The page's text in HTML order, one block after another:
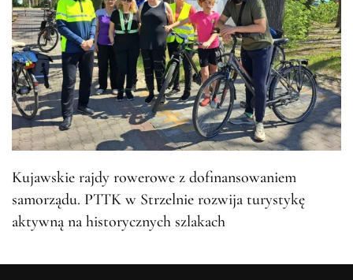
Kujawskie rajdy rowerowe z dofinansowaniem
samorządu. PTTK w Strzelnie rozwija turystykę
aktywną na historycznych szlakach